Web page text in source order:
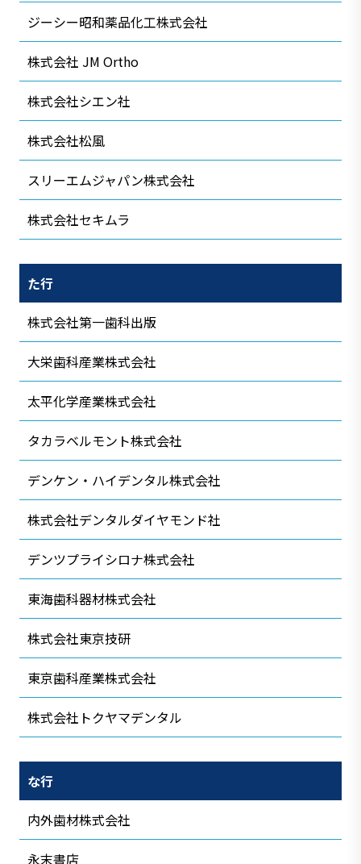
ジーシー昭和薬品化工株式会社
株式会社 JM Ortho
株式会社シエン社
株式会社松風
スリーエムジャパン株式会社
株式会社セキムラ
た行
株式会社第一歯科出版
大栄歯科産業株式会社
太平化学産業株式会社
タカラベルモント株式会社
デンケン・ハイデンタル株式会社
株式会社デンタルダイヤモンド社
デンツプライシロナ株式会社
東海歯科器材株式会社
株式会社東京技研
東京歯科産業株式会社
株式会社トクヤマデンタル
な行
内外歯材株式会社
永末書店